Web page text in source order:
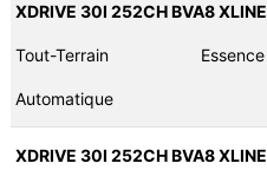
XDRIVE 30I 252CH BVA8
Tout-Terrain Essence
Automatique
XDRIVE 30I 252CH BVA8